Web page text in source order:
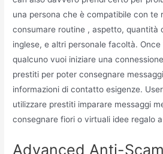
una persona che è compatibile con te
consumare routine , aspetto, quantità
inglese, e altri personale facoltà.
qualcuno vuoi iniziare una
prestiti per poter consegnare
informazioni di contatto esigenze.
utilizzare prestiti imparare messaggi
consegnare fiori o virtuali idee regalo
Advanced Anti-